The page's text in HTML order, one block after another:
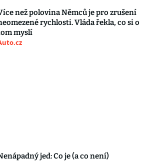
než polovina Němců je pro zrušení
rychlosti. Vláda řekla, co si o
myslí
jed: Co je (a co není)